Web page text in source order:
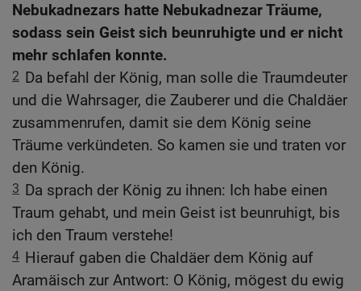
Nebukadnezars hatte Nebukadnezar Träume,
sodass sein Geist sich beunruhigte und er nicht
mehr schlafen konnte.
2 Da befahl der König, man solle die Traumdeuter
und die Wahrsager, die Zauberer und die Chaldäer
zusammenrufen, damit sie dem König seine
Träume verkündeten. So kamen sie und traten vor
den König.
3 Da sprach der König zu ihnen: Ich habe einen
Traum gehabt, und mein Geist ist beunruhigt, bis
ich den Traum verstehe!
4 Hierauf gaben die Chaldäer dem König auf
Aramäisch zur Antwort: O König, mögest du ewig